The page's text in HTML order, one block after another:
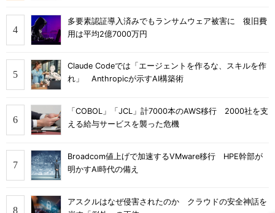
多要素認証導入済みでもランサムウェア被害に 復旧費
用は平均2億7000万円
Claude Codeでは「エージェントを作るな、スキルを作
れ」 Anthropicが示すAI構築術
「COBOL」「JCL」計7000本のAWS移行 2000社を支
える給与サービスを襲った危機
Broadcom値上げで加速するVMware移行 HPE幹部が
明かすAI時代の備え
アスクルはなぜ侵害されたのか クラウドの安全神話を